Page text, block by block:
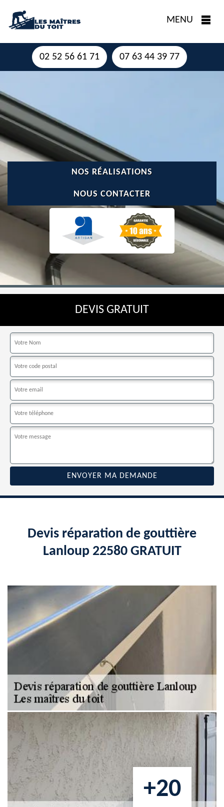
MENU
02 52 56 61 71 07 63 44 39 77
NOS RÉALISATIONS
NOUS CONTACTER
DEVIS GRATUIT
Devis réparation de gouttière
Lanloup 22580 GRATUIT
+20